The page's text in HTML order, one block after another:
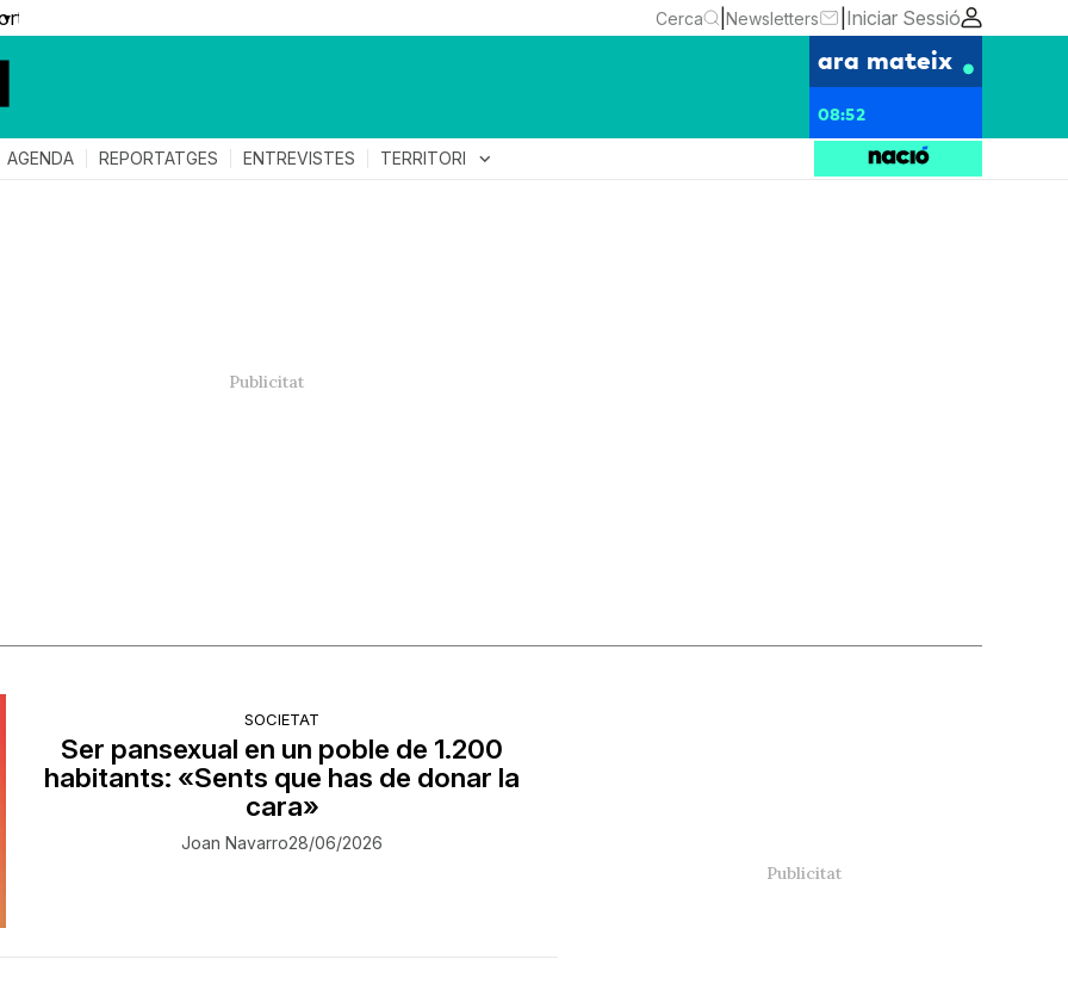
▼ Cerca Newsletters Iniciar Sessió
ara mateix
08:52
AGENDA REPORTATGES ENTREVISTES TERRITORI expand_more
SOCIETAT
Ser pansexual en un poble de 1.200
habitants: «Sents que has de donar la
cara»
Joan Navarro28/06/2026